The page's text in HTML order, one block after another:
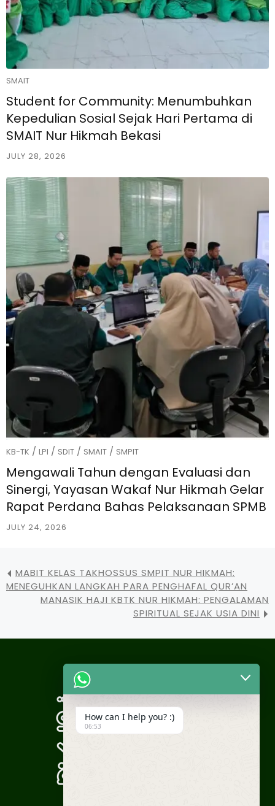
SMAIT
Student for Community: Menumbuhkan
Kepedulian Sosial Sejak Hari Pertama di
SMAIT Nur Hikmah Bekasi
JULY 28, 2026
KB-TK / LPI / SDIT / SMAIT / SMPIT
Mengawali Tahun dengan Evaluasi dan
Sinergi, Yayasan Wakaf Nur Hikmah Gelar
Rapat Perdana Bahas Pelaksanaan SPMB
JULY 24, 2026
MABIT KELAS TAKHOSSUS SMPIT NUR HIKMAH:
MENEGUHKAN LANGKAH PARA PENGHAFAL QUR’AN
MANASIK HAJI KBTK NUR HIKMAH: PENGALAMAN
SPIRITUAL SEJAK USIA DINI
How can I help you? :)
06:53